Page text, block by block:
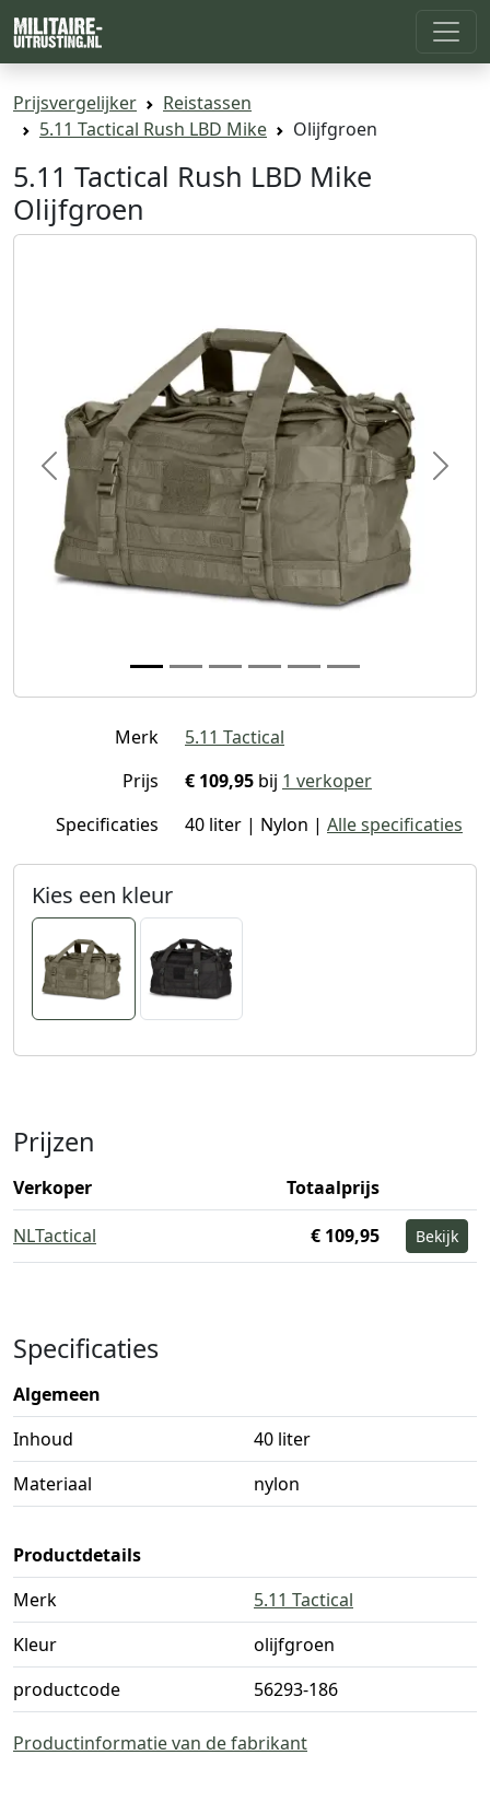
Prijsvergelijker
Reistassen
5.11 Tactical Rush LBD Mike
Olijfgroen
5.11 Tactical Rush LBD Mike
Olijfgroen
Previous Next
Merk
5.11 Tactical
Prijs
€ 109,95 bij 1 verkoper
Specificaties
40 liter | Nylon | Alle specificaties
Kies een kleur
Prijzen
Verkoper
Totaalprijs
NLTactical
€ 109,95 Bekijk
Specificaties
Algemeen
Inhoud
40 liter
Materiaal
nylon
Productdetails
Merk
5.11 Tactical
Kleur
olijfgroen
productcode
56293-186
Productinformatie van de fabrikant